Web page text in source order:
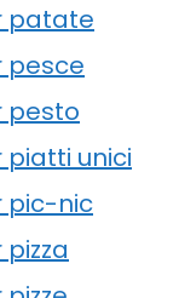
patate
pesce
pesto
piatti unici
pic-nic